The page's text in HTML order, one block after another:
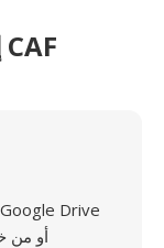
كيفية تحويل AV1 إلى CAF